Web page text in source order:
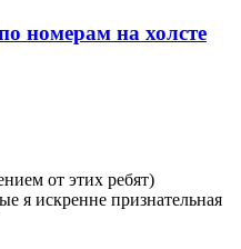
номерам на холсте
от этих ребят)
я искренне признательная